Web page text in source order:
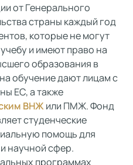
от Генерального
страны каждый год
которые не могут
и имеют право на
образования в
обучение дают лицам с
ЕС, а также
ВНЖили ПМЖ. Фонд
студенческие
помощь для
научной сфер.
программах